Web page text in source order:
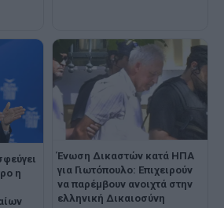
η
Ένωση Δικαστών κατά ΗΠΑ
για Γιωτόπουλο: Επιχειρούν
να παρέμβουν ανοιχτά στην
ελληνική Δικαιοσύνη